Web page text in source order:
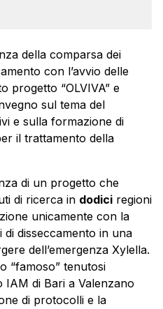
della comparsa dei
con l’avvio delle
progetto “OLVIVA” e
sul tema del
e sulla formazione di
il trattamento della
di un progetto che
di ricerca in dodici regioni
unicamente con la
disseccamento in una
dell’emergenza Xylella.
“famoso” tenutosi
IAM di Bari a Valenzano
di protocolli e la